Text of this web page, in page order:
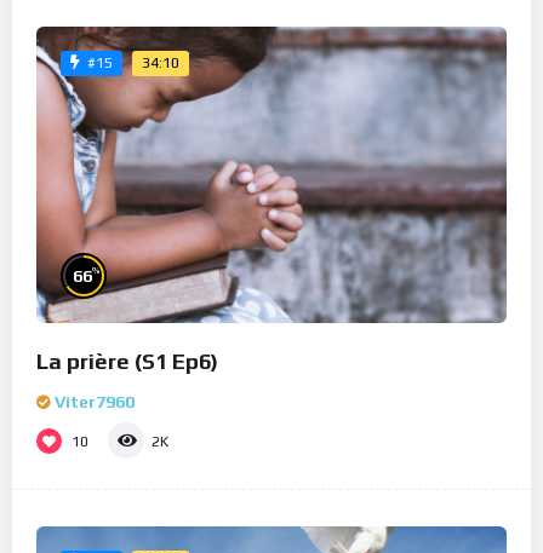
#15 34:10
66%
La prière (S1 Ep6)
Viter7960
10 2K